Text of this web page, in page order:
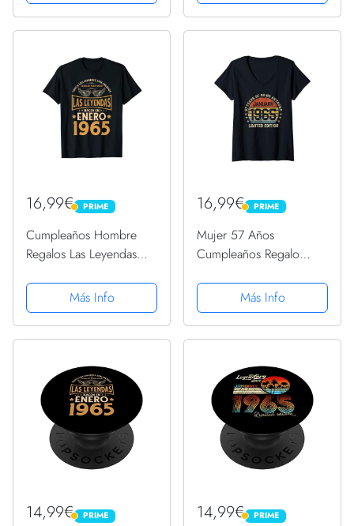
16,99€ PRIME
PRIME
Cumpleaños Hombre
Regalos Las Leyendas
Más Info
16,99€ PRIME
PRIME
Mujer 57 Años
Cumpleaños Regalo
Mujer Hombre Camiseta
Cuello V
Más Info
14,99€ PRIME
PRIME 14,99€ PRIME
PRIME